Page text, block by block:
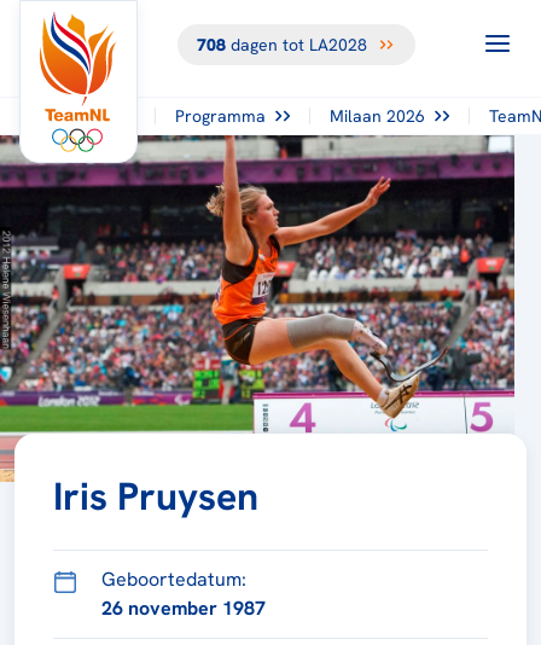
708dagen tot LA2028
Programma Milaan 2026
Iris Pruysen
Geboortedatum:
26 november 1987